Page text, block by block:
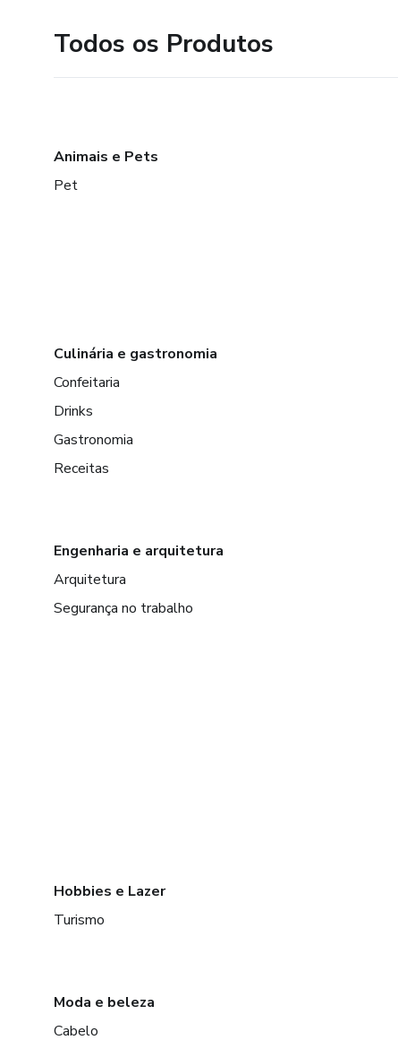
Todos os Produtos
Animais e Pets
Pet
Culinária e gastronomia
Confeitaria
Drinks
Gastronomia
Receitas
Engenharia e arquitetura
Arquitetura
Segurança no trabalho
Hobbies e Lazer
Turismo
Moda e beleza
Cabelo